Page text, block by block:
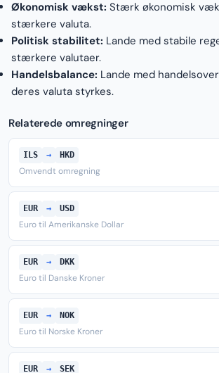
Økonomisk vækst: Stærk økonomisk
stærkere valuta.
Politisk stabilitet: Lande med stabile
stærkere valutaer.
Handelsbalance: Lande med
deres valuta styrkes.
Relaterede omregninger
ILS → HKD
Omvendt omregning
EUR → USD
Euro til Amerikanske Dollar
EUR → DKK
Euro til Danske Kroner
EUR → NOK
Euro til Norske Kroner
EUR → SEK